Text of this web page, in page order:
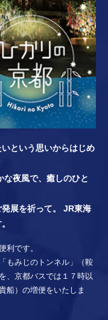
という思いからはじめ
夜風で、癒しのひと
展を祈って。 JR東海
利です。
もみじのトンネル」（鞍
、京都バスでは１７時以
船）の増便をいたしま